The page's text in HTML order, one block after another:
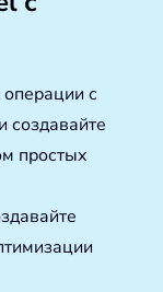
с
создавайте
простых